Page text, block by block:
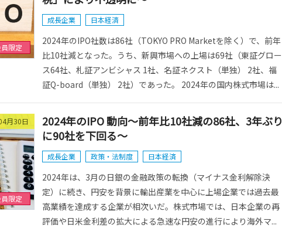
限定
成長企業 日本経済
2024年のIPO社数は86社（TOKYO PRO Marketを除く）で、前年
比10社減となった。うち、新興市場への上場は69社（東証グロー
ス64社、札証アンビシャス 1社、名証ネクスト（単独） 2社、福
証Q-board（単独） 2社）であった。 2024年の国内株式市場は...
月30日
限定
2024年のIPO 動向～前年比10社減の86社、3年ぶり
に90社を下回る～
成長企業 政策・法制度 日本経済
2024年は、3月の日銀の金融政策の転換（マイナス金利解除決
定）に続き、円安を背景に輸出産業を中心に上場企業では過去最
高業績を達成する企業が相次いだ。株式市場では、日本企業の再
評価や日米金利差の拡大による急速な円安の進行により海外マ...